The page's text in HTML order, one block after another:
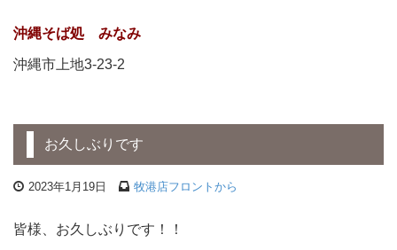
沖縄そば処 みなみ
沖縄市上地3-23-2
お久しぶりです
2023年1月19日 牧港店フロントから
皆様、お久しぶりです！！